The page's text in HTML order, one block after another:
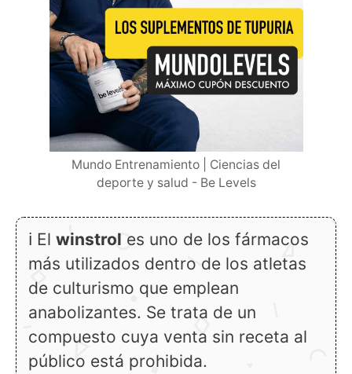
Mundo Entrenamiento | Ciencias del
deporte y salud - Be Levels
ℹ El winstrol es uno de los fármacos
más utilizados dentro de los atletas
de culturismo que emplean
anabolizantes. Se trata de un
compuesto cuya venta sin receta al
público está prohibida.